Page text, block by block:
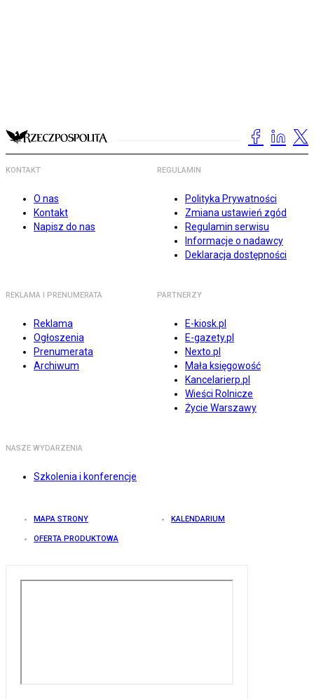
KONTAKT
O nas
Kontakt
Napisz do nas
REGULAMIN
Polityka Prywatności
Zmiana ustawień zgód
Regulamin serwisu
Informacje o nadawcy
Deklaracja dostępności
REKLAMA I PRENUMERATA
Reklama
Ogłoszenia
Prenumerata
Archiwum
PARTNERZY
E-kiosk.pl
E-gazety.pl
Nexto.pl
Mała księgowość
Kancelarierp.pl
Wieści Rolnicze
Życie Warszawy
NASZE WYDARZENIA
Szkolenia i konferencje
MAPA STRONY KALENDARIUM
OFERTA PRODUKTOWA